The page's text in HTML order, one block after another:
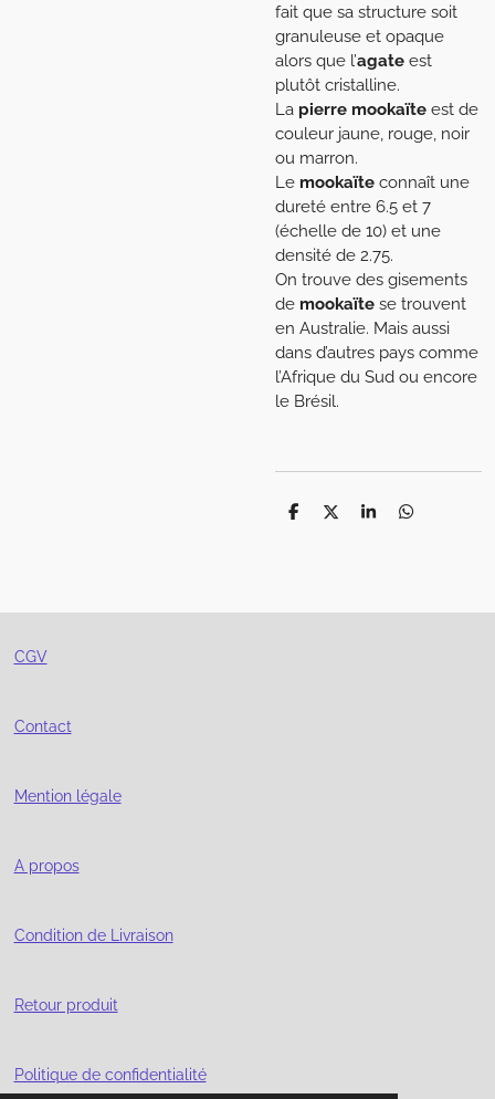
fait que sa structure soit
granuleuse et opaque
alors que l’agate est
plutôt cristalline.
La pierre mookaïte est de
couleur jaune, rouge, noir
ou marron.
Le mookaïte connaît une
dureté entre 6.5 et 7
(échelle de 10) et une
densité de 2.75.
On trouve des gisements
de mookaïte se trouvent
en Australie. Mais aussi
dans d’autres pays comme
l’Afrique du Sud ou encore
le Brésil.
P
e
P
e
P
e
P
e
CGV
Contact
Mention légale
A propos
Condition de Livraison
Retour produit
Politique de confidentialité